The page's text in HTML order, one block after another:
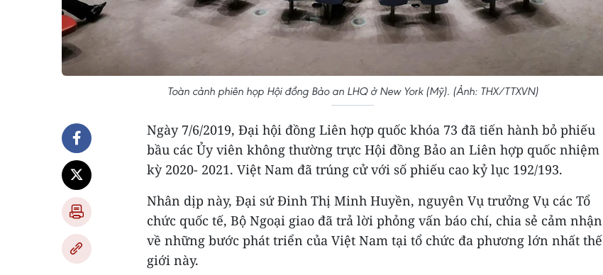
Toàn cảnh phiên họp Hội đồng Bảo an LHQ ở New York (Mỹ). (Ảnh: THX/TTXVN)
Ngày 7/6/2019, Đại hội đồng Liên hợp quốc khóa 73 đã tiến hành bỏ phiếu
bầu các Ủy viên không thường trực Hội đồng Bảo an Liên hợp quốc nhiệm
kỳ 2020- 2021. Việt Nam đã trúng cử với số phiếu cao kỷ lục 192/193.
Nhân dịp này, Đại sứ Đinh Thị Minh Huyền, nguyên Vụ trưởng Vụ các Tổ
chức quốc tế, Bộ Ngoại giao đã trả lời phỏng vấn báo chí, chia sẻ cảm nhận
về những bước phát triển của Việt Nam tại tổ chức đa phương lớn nhất thế
giới này.